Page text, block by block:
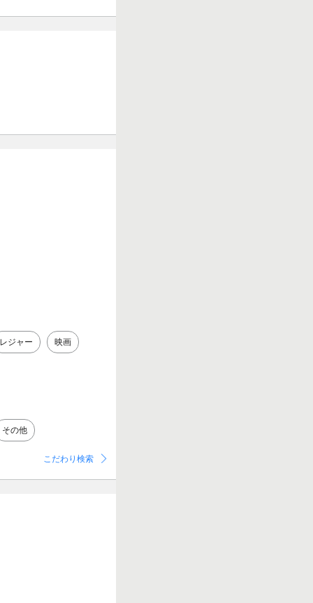
レジャー 映画
その他
こだわり検索